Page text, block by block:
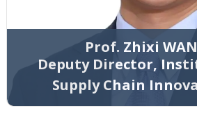
Prof. Zhixi WAN
Deputy Director,
Supply Chain